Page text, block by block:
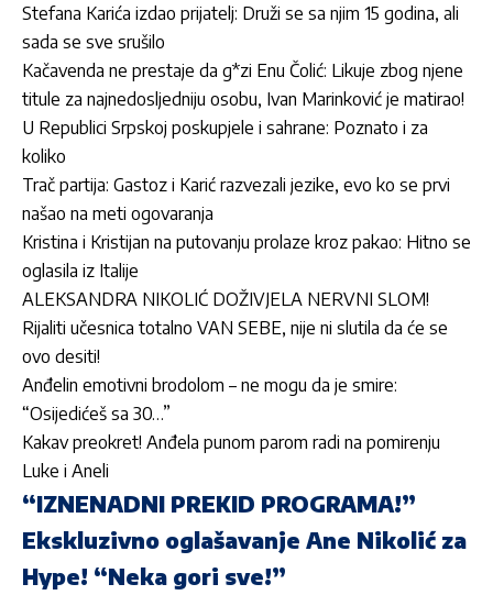
Stefana Karića izdao prijatelj: Druži se sa njim 15 godina, ali
sada se sve srušilo
Kačavenda ne prestaje da g*zi Enu Čolić: Likuje zbog njene
titule za najnedosljedniju osobu, Ivan Marinković je matirao!
U Republici Srpskoj poskupjele i sahrane: Poznato i za
koliko
Trač partija: Gastoz i Karić razvezali jezike, evo ko se prvi
našao na meti ogovaranja
Kristina i Kristijan na putovanju prolaze kroz pakao: Hitno se
oglasila iz Italije
ALEKSANDRA NIKOLIĆ DOŽIVJELA NERVNI SLOM!
Rijaliti učesnica totalno VAN SEBE, nije ni slutila da će se
ovo desiti!
Anđelin emotivni brodolom – ne mogu da je smire:
“Osijedićeš sa 30…”
Kakav preokret! Anđela punom parom radi na pomirenju
Luke i Aneli
“IZNENADNI PREKID PROGRAMA!”
Ekskluzivno oglašavanje Ane Nikolić za
Hype! “Neka gori sve!”